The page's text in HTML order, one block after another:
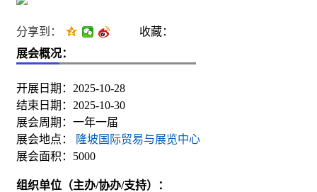
分享到：
收藏：
展会概况：
开展日期：2025-10-28
结束日期：2025-10-30
展会周期：一年一届
展会地点：
隆坡国际贸易与展览中心
展会面积：5000
组织单位（主办/协办/支持）：